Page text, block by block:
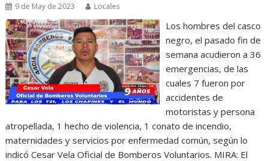
9 de May de 2023 Locales
Los hombres del casco
negro, el pasado fin de
semana acudieron a 36
emergencias, de las
cuales 7 fueron por
accidentes de
motoristas y persona
atropellada, 1 hecho de violencia, 1 conato de incendio,
maternidades y servicios por enfermedad común, según lo
indicó Cesar Vela Oficial de Bomberos Voluntarios. MIRA: El